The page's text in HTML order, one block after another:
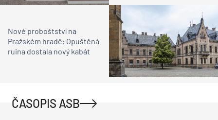
Nové proboštství na
Pražském hradě: Opuštěná
ruina dostala nový kabát
ČASOPIS ASB